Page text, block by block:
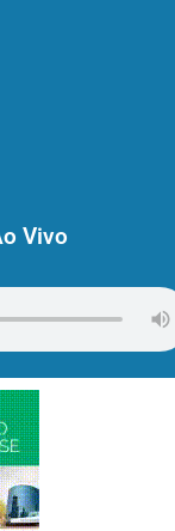
Vivo